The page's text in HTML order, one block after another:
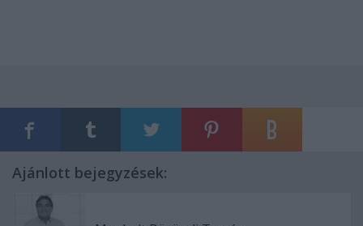
Ajánlott bejegyzések: